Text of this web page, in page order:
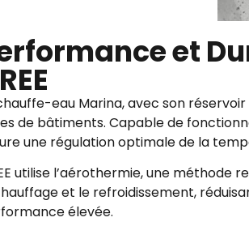
et
eau Marina, avec son
de bâtiments. Capable de
une régulation optimale de la
utilise l’aérothermie, une méthode
et le refroidissement,
élevée.